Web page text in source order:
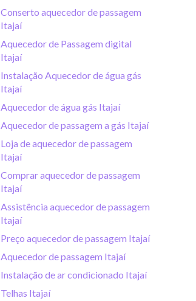
Conserto aquecedor de passagem
Itajaí
Aquecedor de Passagem digital
Itajaí
Instalação Aquecedor de água gás
Itajaí
Aquecedor de água gás Itajaí
Aquecedor de passagem a gás Itajaí
Loja de aquecedor de passagem
Itajaí
Comprar aquecedor de passagem
Itajaí
Assistência aquecedor de passagem
Itajaí
Preço aquecedor de passagem Itajaí
Aquecedor de passagem Itajaí
Instalação de ar condicionado Itajaí
Telhas Itajaí